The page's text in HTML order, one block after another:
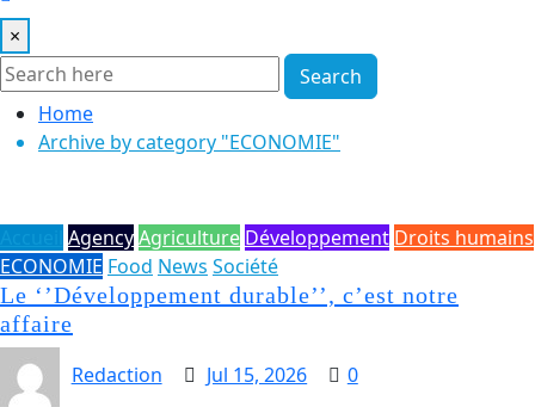
×
Search
Home
Archive by category "ECONOMIE"
AgencyAgriculture Développement Droits humains
ECONOMIE Food News Société
Le ‘’Développement durable’’, c’est notre
affaire
Redaction
Jul 15, 2026
0